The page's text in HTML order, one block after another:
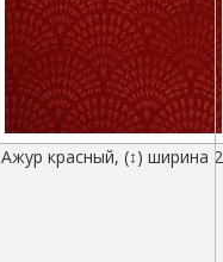
Ажур красный, (↕) ширина